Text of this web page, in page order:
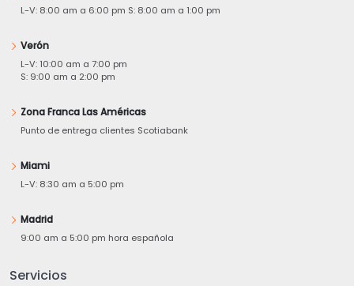
L-V: 8:00 am a 6:00 pm S: 8:00 am a 1:00 pm
Verón
L-V: 10:00 am a 7:00 pm
S: 9:00 am a 2:00 pm
Zona Franca Las Américas
Punto de entrega clientes Scotiabank
Miami
L-V: 8:30 am a 5:00 pm
Madrid
9:00 am a 5:00 pm hora española
Servicios